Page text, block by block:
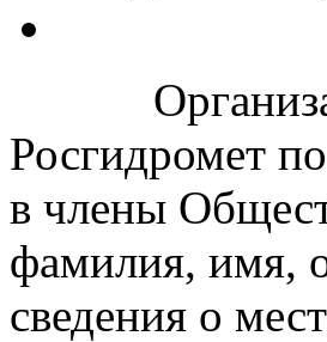
Росгидромет
в члены
фамилия, имя,
сведения о